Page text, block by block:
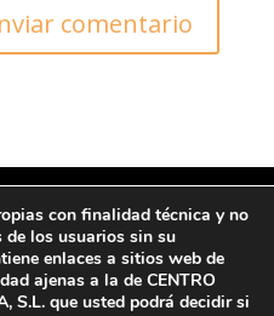
con finalidad técnica y no
de los usuarios sin su
enlaces a sitios web de
ajenas a la de CENTRO
S.L. que usted podrá decidir si